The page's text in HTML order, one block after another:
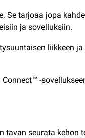
tarjoaa jopa
ja sovelluksiin.
liikkeen ja
-
tavan seurata kehon